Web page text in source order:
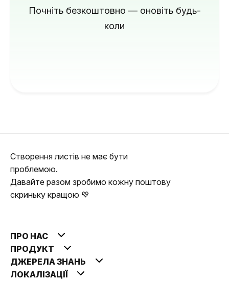
Почніть безкоштовно — оновіть будь-
коли
Створення листів не має бути
проблемою.
Давайте разом зробимо кожну поштову
скриньку кращою 💚
ПРО НАС
ПРОДУКТ
ДЖЕРЕЛА ЗНАНЬ
ЛОКАЛІЗАЦІЇ